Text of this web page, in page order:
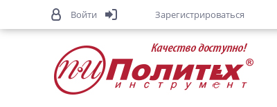
Войти Зарегистрироваться